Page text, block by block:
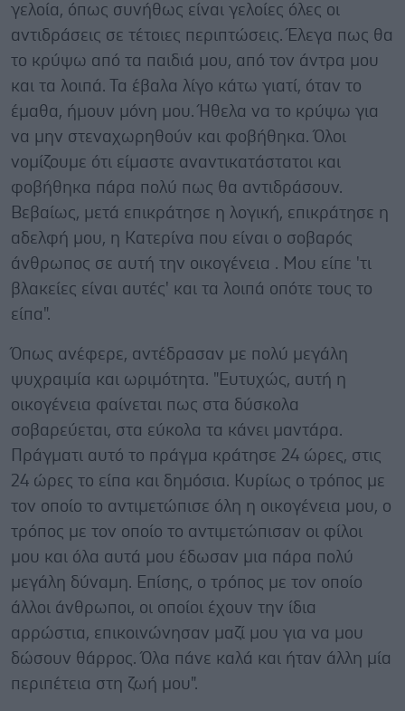
γελοία, όπως συνήθως είναι γελοίες όλες οι
αντιδράσεις σε τέτοιες περιπτώσεις. Έλεγα πως θα
το κρύψω από τα παιδιά μου, από τον άντρα μου
και τα λοιπά. Τα έβαλα λίγο κάτω γιατί, όταν το
έμαθα, ήμουν μόνη μου. Ήθελα να το κρύψω για
να μην στεναχωρηθούν και φοβήθηκα. Όλοι
νομίζουμε ότι είμαστε αναντικατάστατοι και
φοβήθηκα πάρα πολύ πως θα αντιδράσουν.
Βεβαίως, μετά επικράτησε η λογική, επικράτησε η
αδελφή μου, η Κατερίνα που είναι ο σοβαρός
άνθρωπος σε αυτή την οικογένεια . Μου είπε 'τι
βλακείες είναι αυτές' και τα λοιπά οπότε τους το
είπα".
Όπως ανέφερε, αντέδρασαν με πολύ μεγάλη
ψυχραιμία και ωριμότητα. "Ευτυχώς, αυτή η
οικογένεια φαίνεται πως στα δύσκολα
σοβαρεύεται, στα εύκολα τα κάνει μαντάρα.
Πράγματι αυτό το πράγμα κράτησε 24 ώρες, στις
24 ώρες το είπα και δημόσια. Κυρίως ο τρόπος με
τον οποίο το αντιμετώπισε όλη η οικογένεια μου, ο
τρόπος με τον οποίο το αντιμετώπισαν οι φίλοι
μου και όλα αυτά μου έδωσαν μια πάρα πολύ
μεγάλη δύναμη. Επίσης, ο τρόπος με τον οποίο
άλλοι άνθρωποι, οι οποίοι έχουν την ίδια
αρρώστια, επικοινώνησαν μαζί μου για να μου
δώσουν θάρρος. Όλα πάνε καλά και ήταν άλλη μία
περιπέτεια στη ζωή μου".